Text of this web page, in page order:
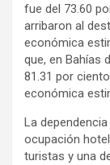
fue del 73.60
arribaron al
económica
que, en Bahías
81.31 por
económica
La
ocupación
turistas y una